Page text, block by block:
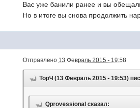
Вас уже банили ранее и вы
Но в итоге вы снова продолжить
Отправлено 13 Февраль 2015 - 19:58
ТорЧ (13 Февраль 2015 - 19:53)
Qprovessional сказал: